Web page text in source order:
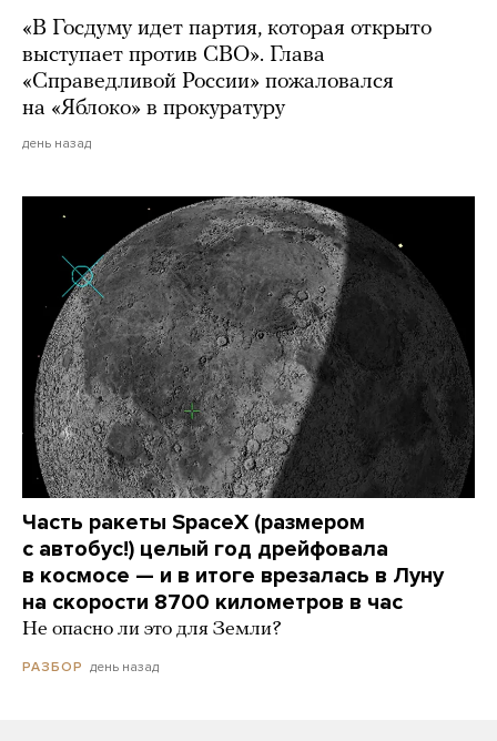
«В Госдуму идет партия, которая открыто
выступает против СВО». Глава
«Справедливой России» пожаловался
на «Яблоко» в прокуратуру
день назад
Часть ракеты SpaceX (размером
с автобус!) целый год дрейфовала
в космосе — и в итоге врезалась в Луну
на скорости 8700 километров в час
Не опасно ли это для Земли?
РАЗБОР день назад